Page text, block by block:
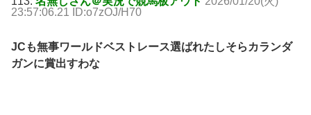
23:57:06.21 ID:o7zOJ/H70
JCも無事ワールドベストレース選ばれたしそらカランダ
ガンに賞出すわな